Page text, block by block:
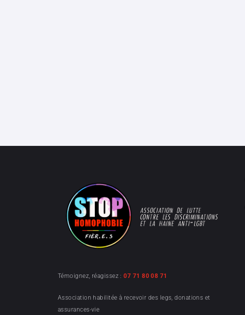
Témoignez, réagissez :07 71 80 08 71
Association habilitée à recevoir des legs, donations et
assurances-vie